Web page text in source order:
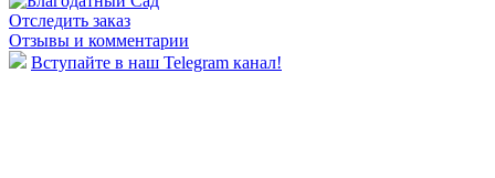
Отследить заказ
Отзывы и комментарии
Вступайте в наш Telegram канал!